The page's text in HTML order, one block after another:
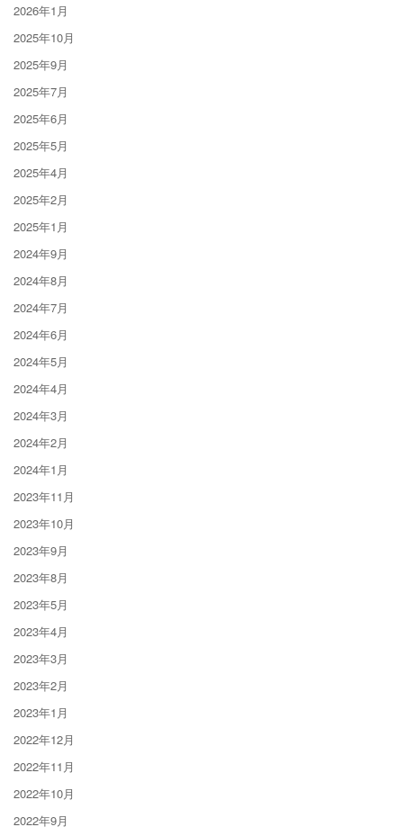
2026年1月
2025年10月
2025年9月
2025年7月
2025年6月
2025年5月
2025年4月
2025年2月
2025年1月
2024年9月
2024年8月
2024年7月
2024年6月
2024年5月
2024年4月
2024年3月
2024年2月
2024年1月
2023年11月
2023年10月
2023年9月
2023年8月
2023年5月
2023年4月
2023年3月
2023年2月
2023年1月
2022年12月
2022年11月
2022年10月
2022年9月